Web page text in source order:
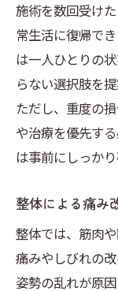
腰痛やし
整体
整体
整体
整体
整
無痛
整体
整体
施術を数回受け
常生活に復帰で
は一人ひとりの
らない選択肢を提
ただし、重度の
や治療を優先す
は事前にしっか
整体による痛み
整体では、筋肉
痛みやしびれの
姿勢の乱れが原